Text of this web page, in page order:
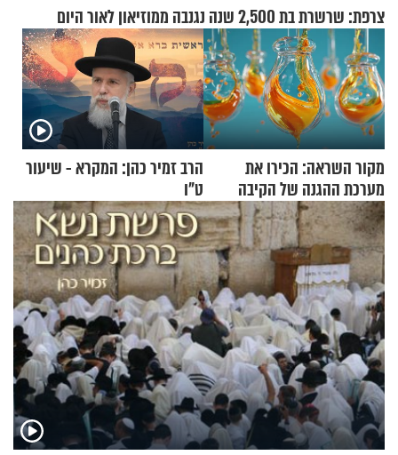
צרפת: שרשרת בת 2,500 שנה נגנבה ממוזיאון לאור היום
מקור השראה: הכירו את
מערכת ההגנה של הקיבה
הרב זמיר כהן: המקרא - שיעור
ט"ו